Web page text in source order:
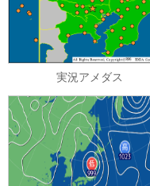
実況アメダス